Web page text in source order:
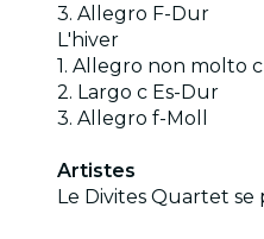
3. Allegro F-Dur
L'hiver
1. Allegro non molto c
2. Largo c Es-Dur
3. Allegro f-Moll
Artistes
Le Divites Quartet se